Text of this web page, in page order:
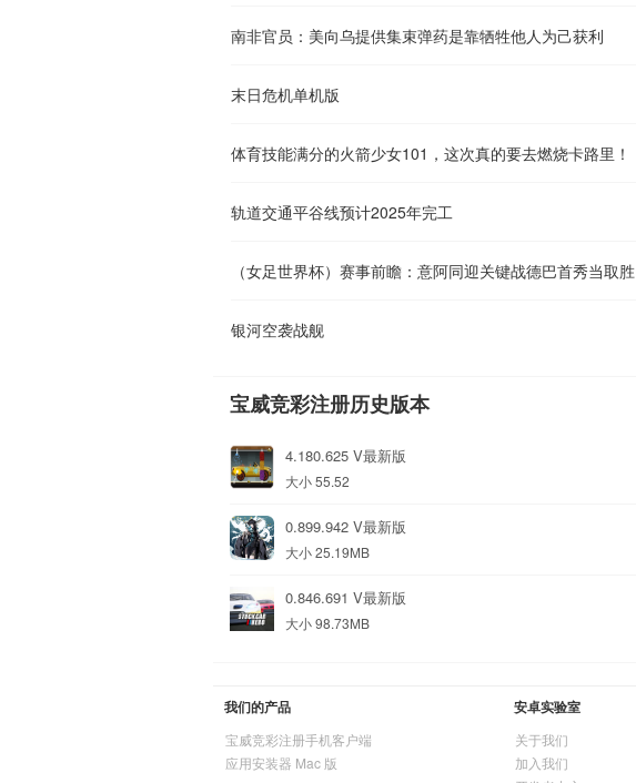
南非官员：美向乌提供集束弹药是靠牺牲他人为己获利
末日危机单机版
体育技能满分的火箭少女101，这次真的要去燃烧卡路里！
轨道交通平谷线预计2025年完工
（女足世界杯）赛事前瞻：意阿同迎关键战德巴首秀当取胜
银河空袭战舰
宝威竞彩注册历史版本
4.180.625 V最新版
大小 55.52
0.899.942 V最新版
大小 25.19MB
0.846.691 V最新版
大小 98.73MB
我们的产品
宝威竞彩注册手机客户端
应用安装器 Mac 版
安卓实验室
关于我们
加入我们